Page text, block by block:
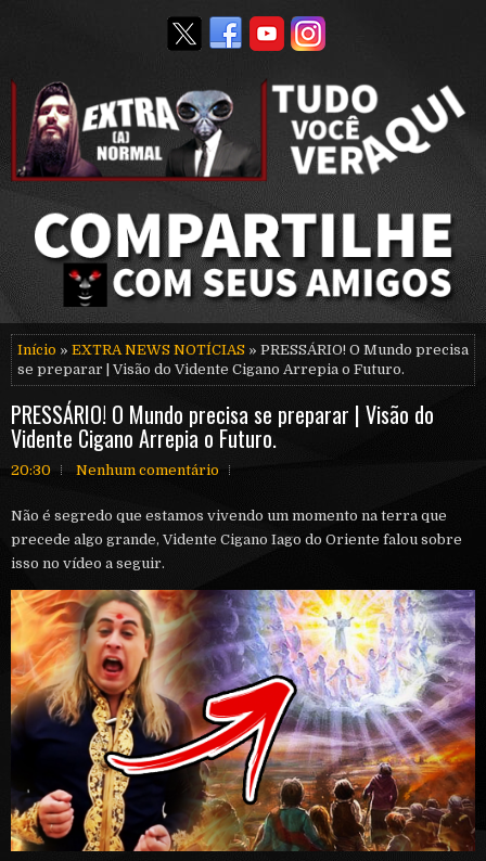
Início » EXTRA NEWS NOTÍCIAS » PRESSÁRIO! O Mundo precisa
se preparar | Visão do Vidente Cigano Arrepia o Futuro.
PRESSÁRIO! O Mundo precisa se preparar | Visão do
Vidente Cigano Arrepia o Futuro.
20:30 Nenhum comentário
Não é segredo que estamos vivendo um momento na terra que
precede algo grande, Vidente Cigano Iago do Oriente falou sobre
isso no vídeo a seguir.